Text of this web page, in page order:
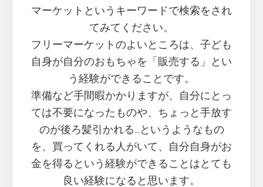
マーケットというキーワードで検索をされ
てみてください。
フリーマーケットのよいところは、子ども
自身が自分のおもちゃを「販売する」とい
う経験ができることです。
準備など手間暇かかりますが、自分にとっ
ては不要になったものや、ちょっと手放す
のが後ろ髪引かれる…というようなもの
を、買ってくれる人がいて、自分自身がお
金を得るという経験ができることはとても
良い経験になると思います。